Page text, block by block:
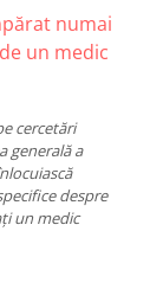
numai
un medic
cercetări
generală a
despre
un medic